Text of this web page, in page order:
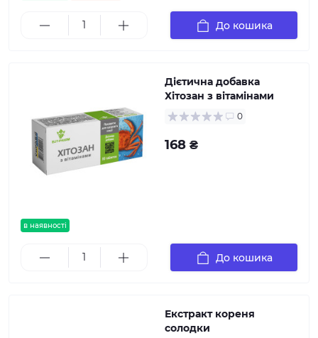
До кошика
в наявності
Дієтична добавка
Хітозан з вітамінами
0
168 ₴
До кошика
Екстракт кореня
солодки